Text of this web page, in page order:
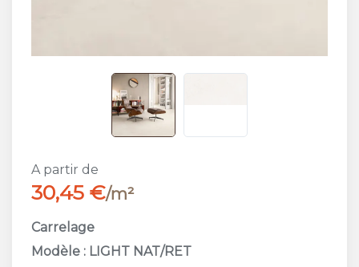
A partir de
30,45 €/m²
Carrelage
Modèle : LIGHT NAT/RET